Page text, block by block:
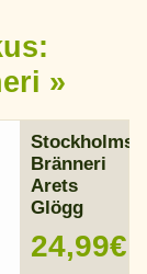
»
Stockholms
Bränneri
Arets
Glögg
24,99€